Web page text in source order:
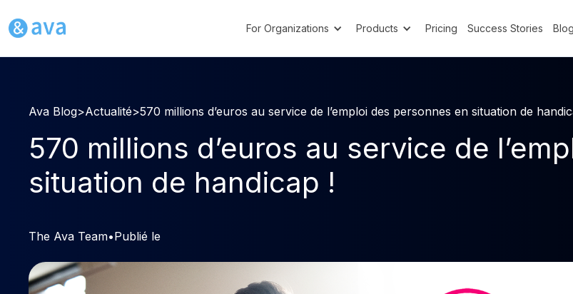
For Organizations Products Pricing Success Stories Blog
Ava Blog>Actualité>570 millions d’euros au service de l’emploi des personnes en situation de
570 millions d’euros au service de
situation de handicap !
The Ava Team•Publié le